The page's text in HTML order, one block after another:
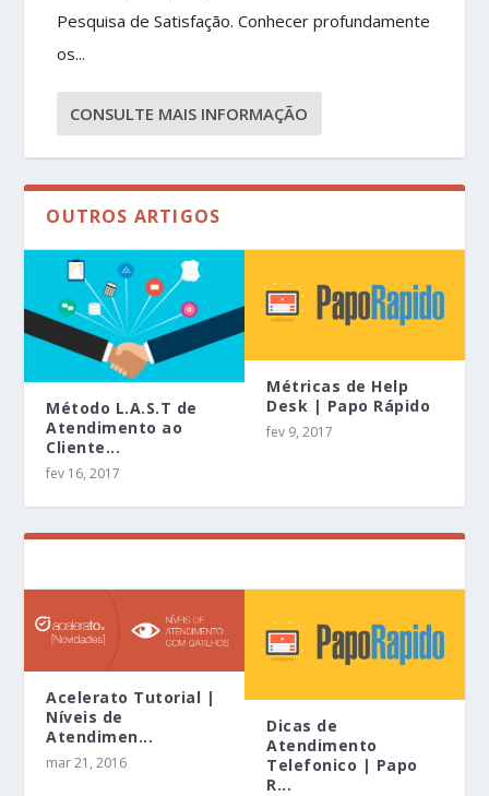
Pesquisa de Satisfação. Conhecer profundamente
os...
CONSULTE MAIS INFORMAÇÃO
OUTROS ARTIGOS
Método L.A.S.T de
Atendimento ao
Cliente...
fev 16, 2017
Métricas de Help
Desk | Papo Rápido
fev 9, 2017
Acelerato Tutorial |
Níveis de
Atendimen...
mar 21, 2016
Dicas de
Atendimento
Telefonico | Papo
R...